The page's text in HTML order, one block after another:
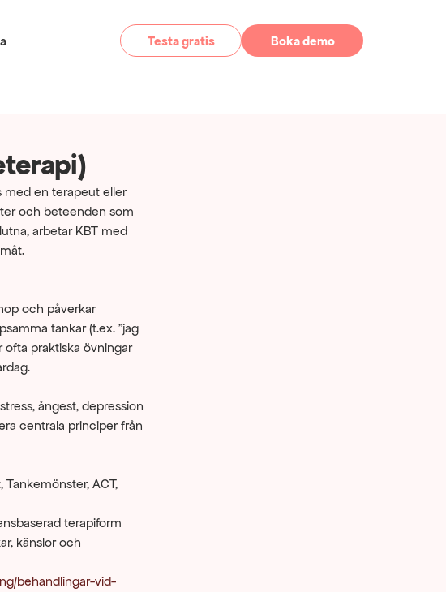
Testa gratis Boka demo
med en terapeut eller
och beteenden som
arbetar KBT med
och påverkar
tankar (t.ex. "jag
ofta praktiska övningar
ångest, depression
centrala principer från
Tankemönster, ACT,
terapiform
känslor och
behandlingar-vid-